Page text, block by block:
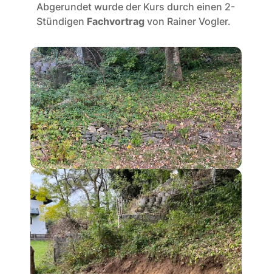
Abgerundet wurde der Kurs durch einen 2-
Stündigen Fachvortrag von Rainer Vogler.